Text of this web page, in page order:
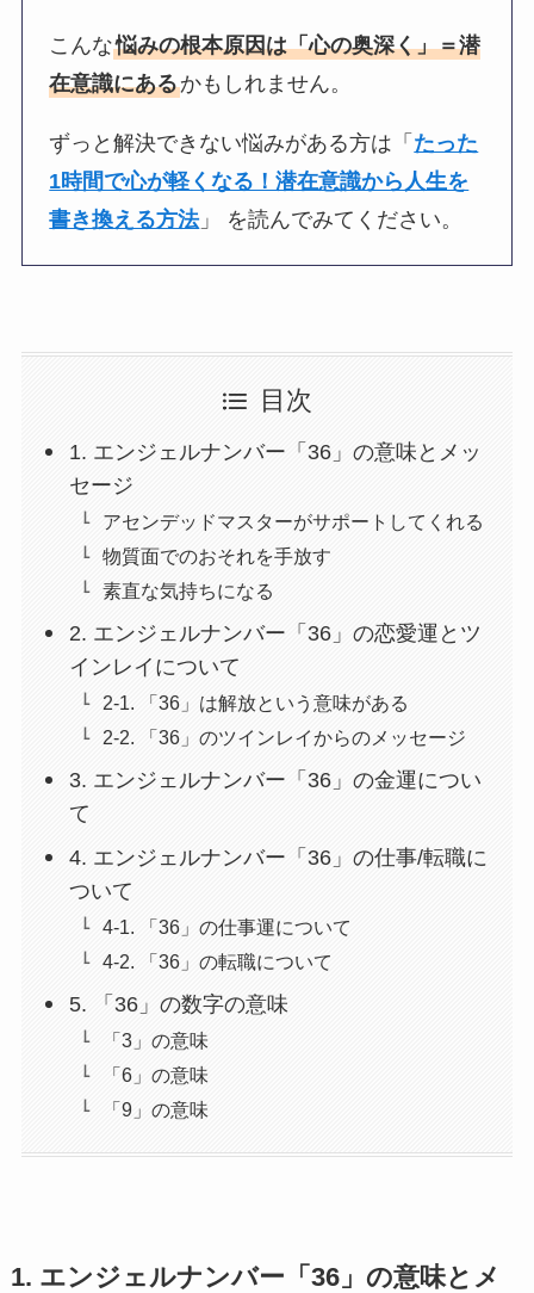
こんな悩みの根本原因は「心の奥深く」＝潜
在意識にあるかもしれません。
ずっと解決できない悩みがある方は「 たった
1時間で心が軽くなる！潜在意識から人生を
書き換える方法」 を読んでみてください。
目次
1. エンジェルナンバー「36」の意味とメッ
セージ
アセンデッドマスターがサポートしてくれる
物質面でのおそれを手放す
素直な気持ちになる
2. エンジェルナンバー「36」の恋愛運とツ
インレイについて
2-1. 「36」は解放という意味がある
2-2. 「36」のツインレイからのメッセージ
3. エンジェルナンバー「36」の金運につい
て
4. エンジェルナンバー「36」の仕事/転職に
ついて
4-1. 「36」の仕事運について
4-2. 「36」の転職について
5. 「36」の数字の意味
「3」の意味
「6」の意味
「9」の意味
1. エンジェルナンバー「36」の意味とメ